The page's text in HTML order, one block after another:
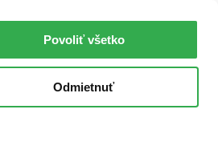
Povoliť všetko
Odmietnuť